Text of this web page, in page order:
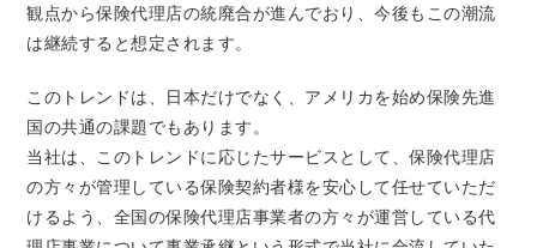
観点から保険代理店の統廃合が進んでおり、今後もこの潮流
は継続すると想定されます。
このトレンドは、日本だけでなく、アメリカを始め保険先進
国の共通の課題でもあります。
当社は、このトレンドに応じたサービスとして、保険代理店
の方々が管理している保険契約者様を安心して任せていただ
けるよう、全国の保険代理店事業者の方々が運営している代